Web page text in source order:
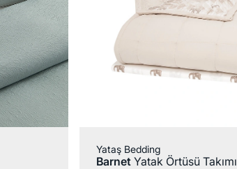
Yataş Bedding
BarnetYatak Örtüsü Takımı